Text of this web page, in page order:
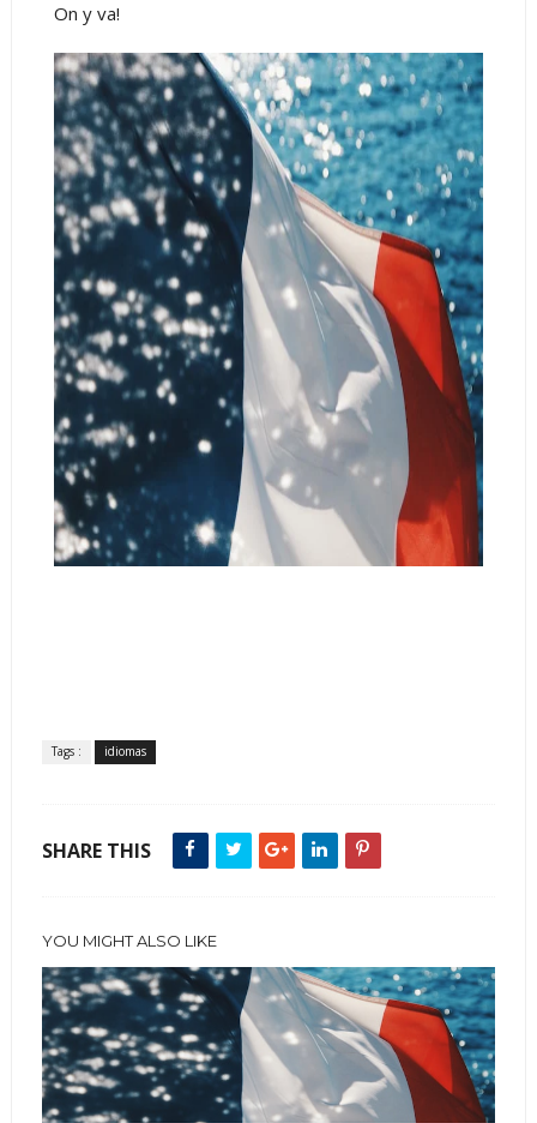
On y va!
Tags : idiomas
SHARE THIS
YOU MIGHT ALSO LIKE